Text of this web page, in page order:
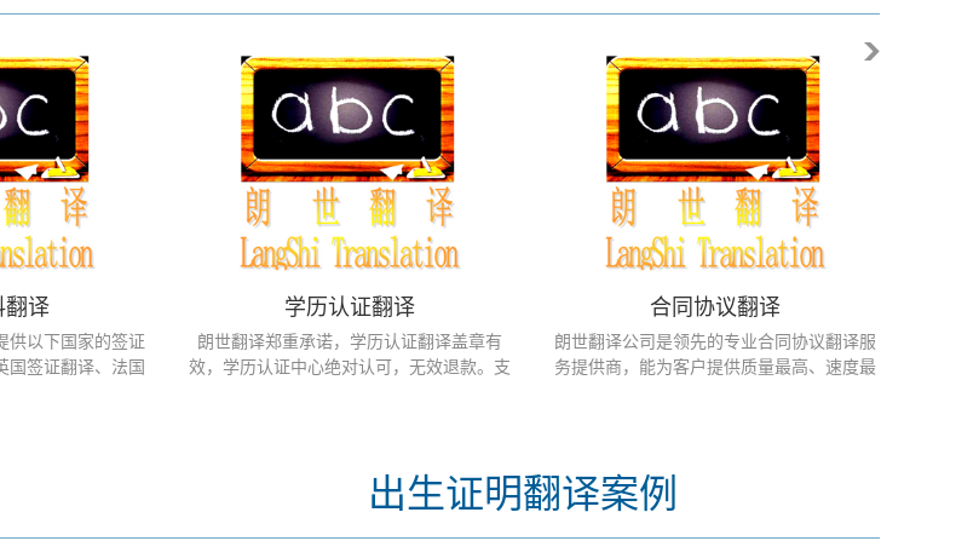
译
供以下国家的签证
国签证翻译、法国
学历认证翻译
朗世翻译郑重承诺，学历认证翻译盖章有
效，学历认证中心绝对认可，无效退款。支
合同协议翻译
朗世翻译公司是领先的专业合同协议翻译服
务提供商，能为客户提供质量最高、速度最
出生证明翻译案例